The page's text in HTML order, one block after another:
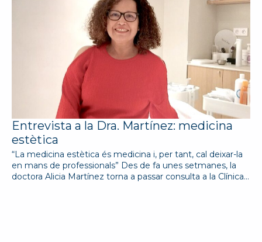
Entrevista a la Dra. Martínez: medicina
estètica
“La medicina estètica és medicina i, per tant, cal deixar-la
en mans de professionals” Des de fa unes setmanes, la
doctora Alicia Martínez torna a passar consulta a la Clínica…